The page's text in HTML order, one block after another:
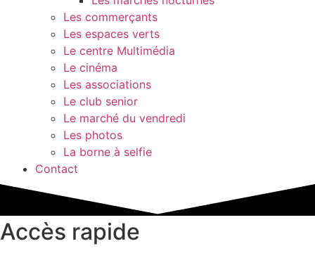
Les commerçants
Les espaces verts
Le centre Multimédia
Le cinéma
Les associations
Le club senior
Le marché du vendredi
Les photos
La borne à selfie
Contact
Accès rapide